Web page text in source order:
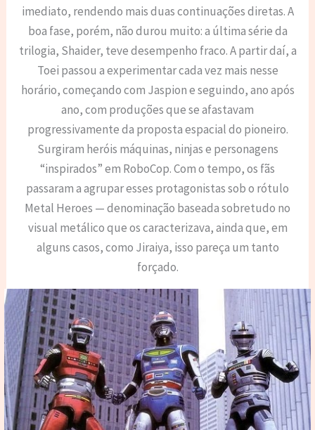
imediato, rendendo mais duas continuações diretas. A
boa fase, porém, não durou muito: a última série da
trilogia, Shaider, teve desempenho fraco. A partir daí, a
Toei passou a experimentar cada vez mais nesse
horário, começando com Jaspion e seguindo, ano após
ano, com produções que se afastavam
progressivamente da proposta espacial do pioneiro.
Surgiram heróis máquinas, ninjas e personagens
“inspirados” em RoboCop. Com o tempo, os fãs
passaram a agrupar esses protagonistas sob o rótulo
Metal Heroes — denominação baseada sobretudo no
visual metálico que os caracterizava, ainda que, em
alguns casos, como Jiraiya, isso pareça um tanto
forçado.